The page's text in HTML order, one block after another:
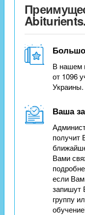
В нашем
от 1096
Ваша
получит
Вами
если
запишут
группу